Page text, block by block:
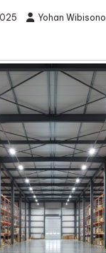
Yohan Wibisono